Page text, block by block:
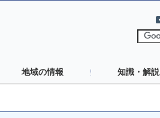
地域の情報 知識・解説